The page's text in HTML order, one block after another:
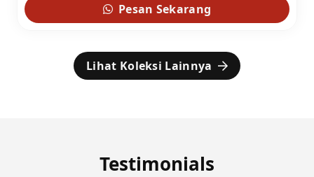
Pesan Sekarang
Lihat Koleksi Lainnya
Testimonials